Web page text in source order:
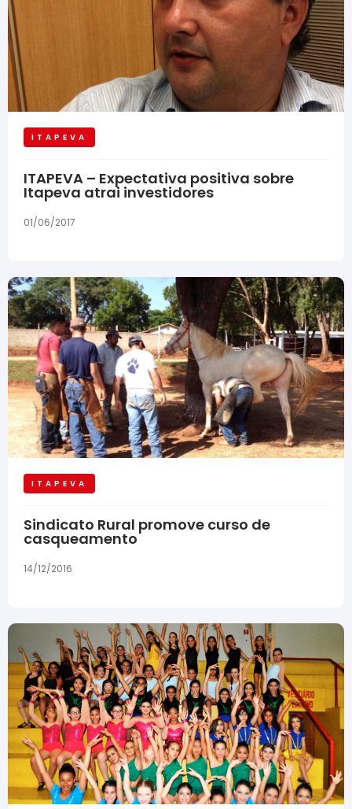
ITAPEVA
ITAPEVA – Expectativa positiva sobre
Itapeva atrai investidores
01/06/2017
ITAPEVA
Sindicato Rural promove curso de
casqueamento
14/12/2016